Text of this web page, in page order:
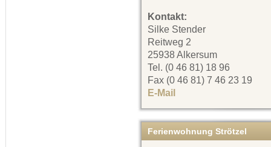
Kontakt:
Silke Stender
Reitweg 2
25938 Alkersum
Tel. (0 46 81) 18 96
Fax (0 46 81) 7 46 23 19
E-Mail
Ferienwohnung Strötzel